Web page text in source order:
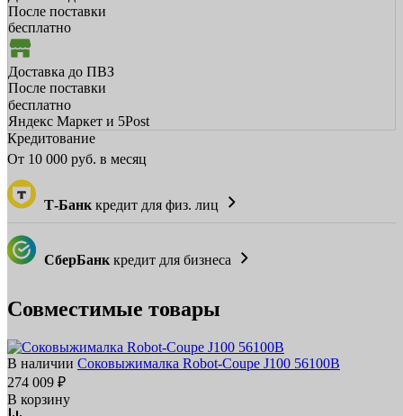
После поставки
бесплатно
Доставка до ПВЗ
После поставки
бесплатно
Яндекс Маркет и 5Post
Кредитование
От 10 000 руб. в месяц
Т-Банк кредит для физ. лиц
СберБанк кредит для бизнеса
Совместимые товары
В наличии Соковыжималка Robot-Coupe J100 56100B
274 009 ₽
В корзину